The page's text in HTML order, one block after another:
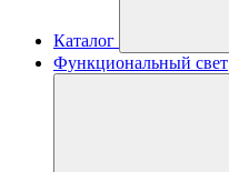
Каталог
Функциональный свет